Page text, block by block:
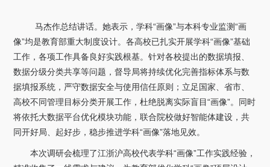
马杰作总结讲话。她表示，学科“画像”与本科专业监测“画
像”均是教育部重大制度设计。各高校已扎实开展学科“画像”基础
工作，各项工作具备良好实践根基。针对各校提出的数据填报、
数据分级分类共享等问题，督导局将持续优化完善指标体系与数
据填报系统，严守数据安全与使用信任原则；立足国家、省市、
高校不同管理目标分类开展工作，杜绝脱离实际盲目“画像”。同时
将依托大数据平台优化模块功能，联合院校做好智能体建设，共
同开好局、起好步，稳步推进学科“画像”落地见效。
本次调研会梳理了江浙沪高校代表学科“画像”工作实践经验，